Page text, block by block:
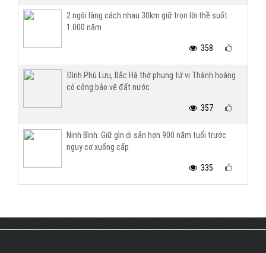
2 ngôi làng cách nhau 30km giữ trọn lời thề suốt
1.000 năm
358
Đình Phù Lưu, Bắc Hà thờ phụng tứ vị Thành hoàng
có công bảo vệ đất nước
357
Ninh Bình: Giữ gìn di sản hơn 900 năm tuổi trước
nguy cơ xuống cấp
335